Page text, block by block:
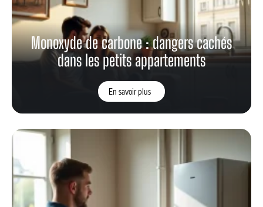
Monoxyde de carbone : dangers cachés
dans les petits appartements
En savoir plus